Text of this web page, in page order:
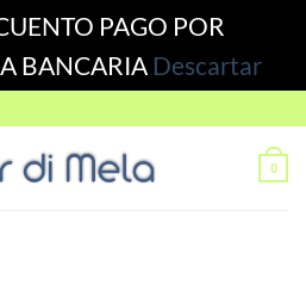
PAGO POR
BANCARIA Descartar
0